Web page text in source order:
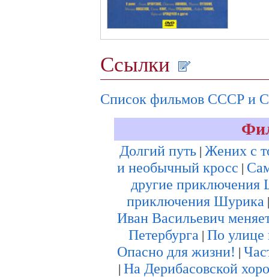
Ссылки
Список фильмов СССР и
Долгий путь| Жених с
и необычный кросс |
другие приключения
приключения Шурика
Иван Васильевич
Петербурга | По улице
Опасно для жизни! |
| На Дерибасовской